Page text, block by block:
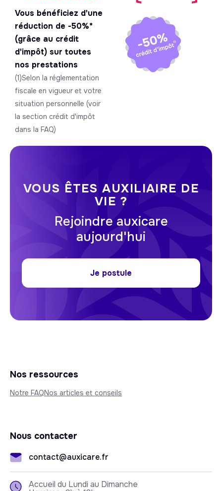
Vous bénéficiez d'une
réduction de -50%*
(grâce au crédit
d'impôt) sur toutes
nos prestations
(1)Selon la réglementation
fiscale en vigueur et votre
situation personnelle (voir
la section crédit d'impôt
dans la FAQ)
VOUS ÊTES AUXILIAIRE DE
VIE ?
Rejoindre auxicare
aujourd'hui
Je postule
Nos ressources
Notre FAQNos articles et conseils
Nous contacter
contact@auxicare.fr
Accueil du Lundi au Dimanche